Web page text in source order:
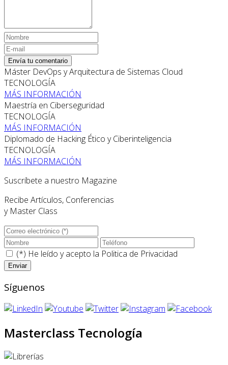
Envía tu comentario
Máster DevOps y Arquitectura de Sistemas Cloud
TECNOLOGÍA
MÁS INFORMACIÓN
Maestría en Ciberseguridad
TECNOLOGÍA
MÁS INFORMACIÓN
Diplomado de Hacking Ético y Ciberinteligencia
TECNOLOGÍA
MÁS INFORMACIÓN
Suscríbete a nuestro Magazine
Recibe Artículos, Conferencias
y Master Class
(*) He leído y acepto la Politica de Privacidad
Síguenos
Masterclass Tecnología